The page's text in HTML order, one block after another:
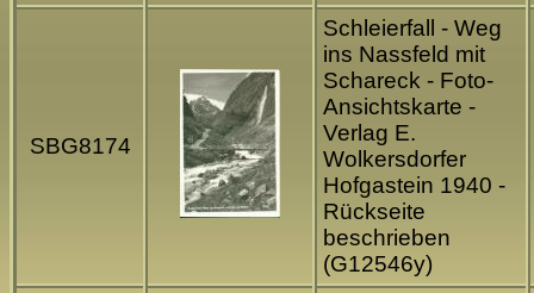
SBG8174
Schleierfall - Weg
ins Nassfeld mit
Schareck - Foto-
Ansichtskarte -
Verlag E.
Wolkersdorfer
Hofgastein 1940 -
Rückseite
beschrieben
(G12546y)